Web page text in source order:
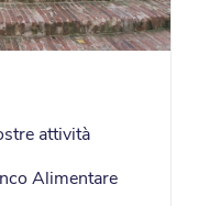
attività
Alimentare